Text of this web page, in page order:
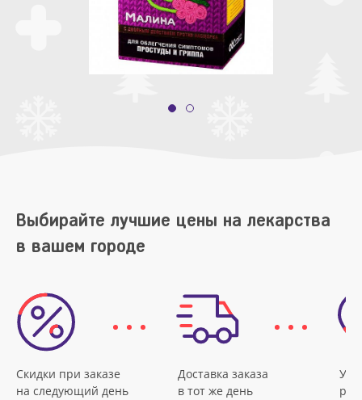
Выбирайте лучшие цены на лекарства
в вашем городе
Скидки при заказе
на следующий день
Доставка заказа
в тот же день